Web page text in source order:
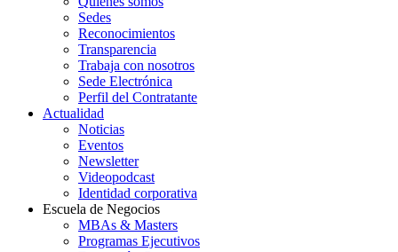
Sedes
Reconocimientos
Transparencia
Trabaja con nosotros
Sede Electrónica
Perfil del Contratante
Actualidad
Noticias
Eventos
Newsletter
Videopodcast
Identidad corporativa
Escuela de Negocios
MBAs & Masters
Programas Ejecutivos